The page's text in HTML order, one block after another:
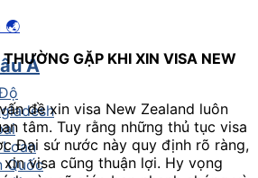
🌏
Á
Quốc
GẶP KHI XIN VISA NEW
đề xin visa New Zealand luôn
tâm. Tuy rằng những thủ tục visa
Đại sứ nước này quy định rõ ràng,
visa cũng thuận lợi. Hy vọng